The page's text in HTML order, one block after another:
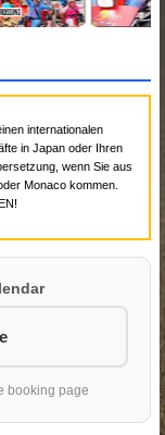
internationalen
in Japan oder Ihren
wenn Sie aus
Monaco kommen.
booking page